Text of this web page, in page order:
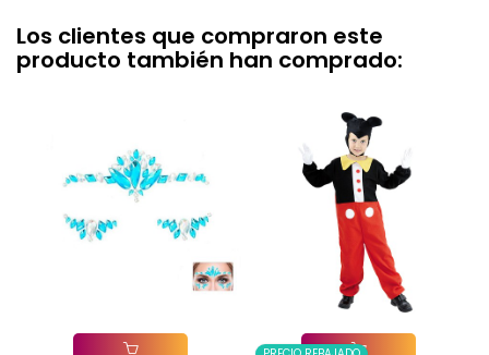
Los clientes que compraron este
producto también han comprado: